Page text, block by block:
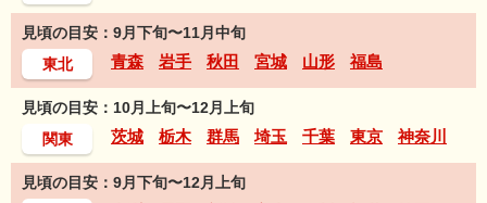
見頃の目安：9月下旬〜11月中旬
東北
青森 岩手 秋田 宮城 山形 福島
見頃の目安：10月上旬〜12月上旬
関東
茨城 栃木 群馬 埼玉 千葉 東京 神奈川
見頃の目安：9月下旬〜12月上旬